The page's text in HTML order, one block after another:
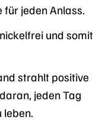
für jeden Anlass.
und somit
strahlt positive
jeden Tag
leben.